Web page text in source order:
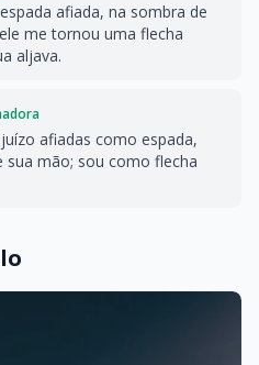
afiada, na sombra de
me tornou uma flecha
aljava.
afiadas como espada,
sua mão; sou como flecha